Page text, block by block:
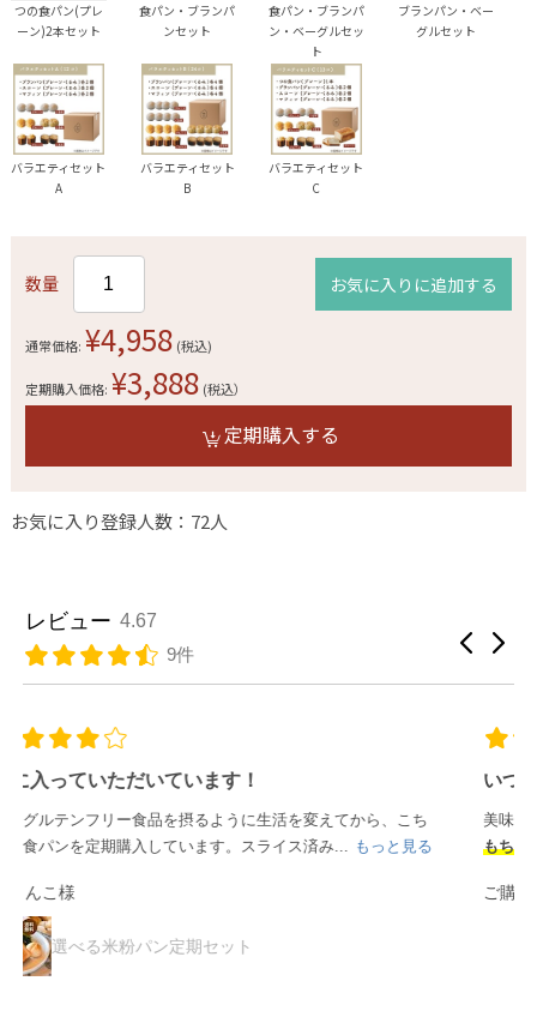
つの食パン(プレ
ーン)2本セット
食パン・ブランパ
ンセット
食パン・ブランパ
ン・ベーグルセッ
ト
ブランパン・ベー
グルセット
バラエティセット
A
バラエティセット
B
バラエティセット
C
数量 お気に入りに追加する
通常価格: ¥4,958 (税込)
定期購入価格: ¥3,888 (税込）
定期購入する
お気に入り登録人数：72人
レビュー 4.67
9件
いつも
美味しく、安心していただいています。
もちもち感が本当においしいです。
ご購入者様
選べる米粉パン定期セット